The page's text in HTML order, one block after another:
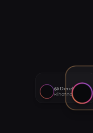
@Derekking
Rihanna AI voice